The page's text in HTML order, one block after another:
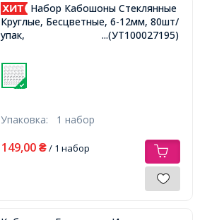
Набор Кабошоны Стеклянные
Круглые, Бесцветные, 6-12мм, 80шт/
упак,
...(УТ100027195)
Упаковка: 1 набор
149,00 ₴/ 1 набор